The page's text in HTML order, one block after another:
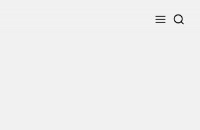
Меню